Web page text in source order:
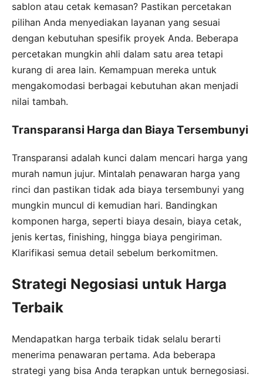
sablon atau cetak kemasan? Pastikan percetakan
pilihan Anda menyediakan layanan yang sesuai
dengan kebutuhan spesifik proyek Anda. Beberapa
percetakan mungkin ahli dalam satu area tetapi
kurang di area lain. Kemampuan mereka untuk
mengakomodasi berbagai kebutuhan akan menjadi
nilai tambah.
Transparansi Harga dan Biaya Tersembunyi
Transparansi adalah kunci dalam mencari harga yang
murah namun jujur. Mintalah penawaran harga yang
rinci dan pastikan tidak ada biaya tersembunyi yang
mungkin muncul di kemudian hari. Bandingkan
komponen harga, seperti biaya desain, biaya cetak,
jenis kertas, finishing, hingga biaya pengiriman.
Klarifikasi semua detail sebelum berkomitmen.
Strategi Negosiasi untuk Harga
Terbaik
Mendapatkan harga terbaik tidak selalu berarti
menerima penawaran pertama. Ada beberapa
strategi yang bisa Anda terapkan untuk bernegosiasi.